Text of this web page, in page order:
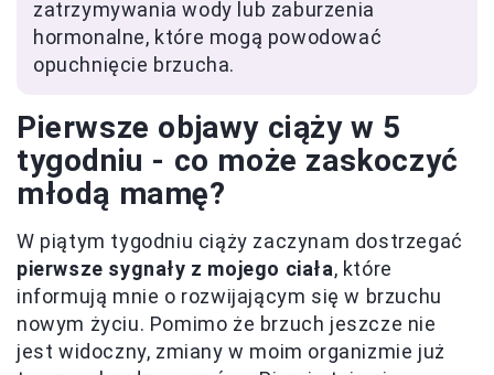
zatrzymywania wody lub zaburzenia
hormonalne, które mogą powodować
opuchnięcie brzucha.
Pierwsze objawy ciąży w 5
tygodniu - co może zaskoczyć
młodą mamę?
W piątym tygodniu ciąży zaczynam dostrzegać
pierwsze sygnały z mojego ciała, które
informują mnie o rozwijającym się w brzuchu
nowym życiu. Pomimo że brzuch jeszcze nie
jest widoczny, zmiany w moim organizmie już